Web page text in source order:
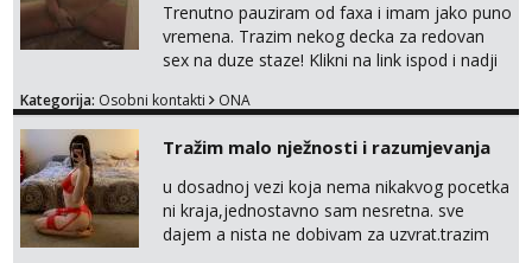
Trenutno pauziram od faxa i imam jako puno
vremena. Trazim nekog decka za redovan
sex na duze staze! Klikni na link ispod i nadji
Kategorija: Osobni kontakti ONA
Tražim malo nježnosti i razumjevanja
u dosadnoj vezi koja nema nikakvog pocetka
ni kraja,jednostavno sam nesretna. sve
dajem a nista ne dobivam za uzvrat.trazim